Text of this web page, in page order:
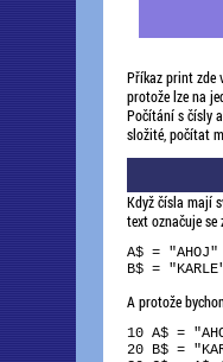
Příkaz print zde
protože lze na
Počítání s čísly
složité, počítat
Když čísla mají
text označuje se
A$ = "AHOJ"
A protože
10 A$ =
20 B$ =